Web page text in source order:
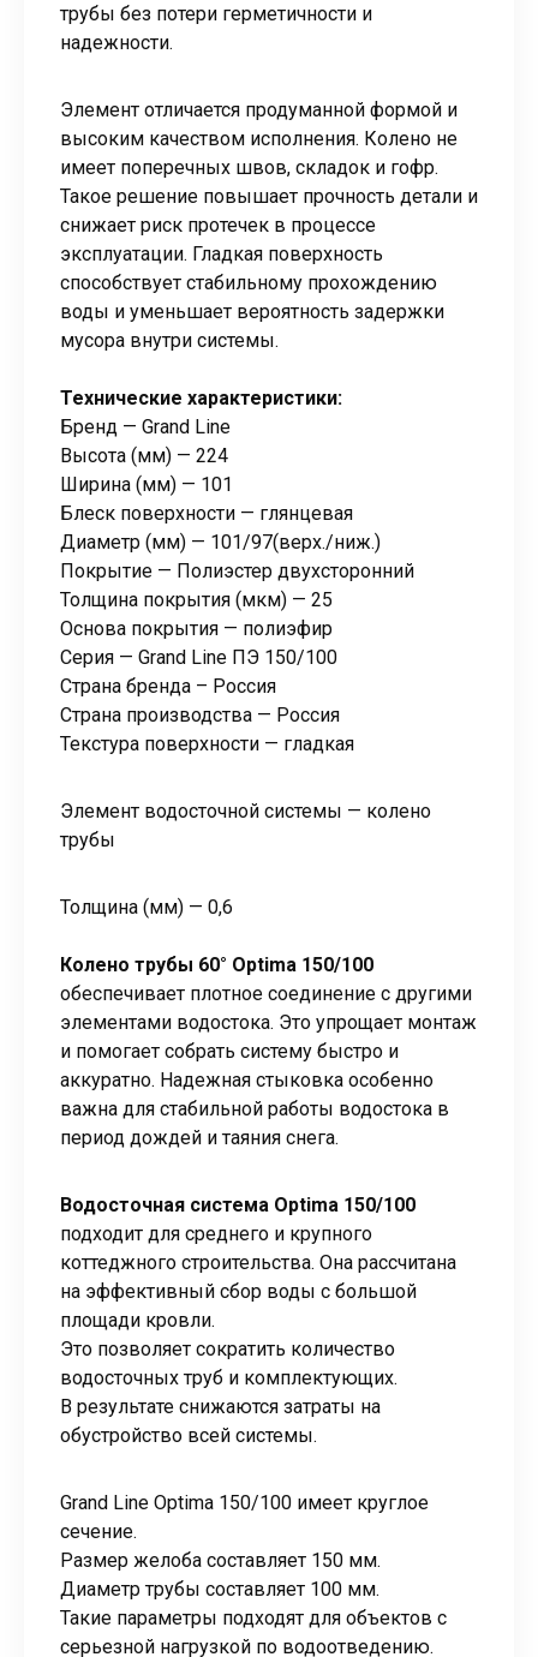
трубы без потери герметичности и
надежности.
Элемент отличается продуманной формой и
высоким качеством исполнения. Колено не
имеет поперечных швов, складок и гофр.
Такое решение повышает прочность детали и
снижает риск протечек в процессе
эксплуатации. Гладкая поверхность
способствует стабильному прохождению
воды и уменьшает вероятность задержки
мусора внутри системы.
Технические характеристики:
Бренд — Grand Line
Высота (мм) — 224
Ширина (мм) — 101
Блеск поверхности — глянцевая
Диаметр (мм) — 101/97(верх./ниж.)
Покрытие — Полиэстер двухсторонний
Толщина покрытия (мкм) — 25
Основа покрытия — полиэфир
Серия — Grand Line ПЭ 150/100
Страна бренда – Россия
Страна производства — Россия
Текстура поверхности — гладкая
Элемент водосточной системы — колено
трубы
Толщина (мм) — 0,6
Колено трубы 60° Optima 150/100
обеспечивает плотное соединение с другими
элементами водостока. Это упрощает монтаж
и помогает собрать систему быстро и
аккуратно. Надежная стыковка особенно
важна для стабильной работы водостока в
период дождей и таяния снега.
Водосточная система Optima 150/100
подходит для среднего и крупного
коттеджного строительства. Она рассчитана
на эффективный сбор воды с большой
площади кровли.
Это позволяет сократить количество
водосточных труб и комплектующих.
В результате снижаются затраты на
обустройство всей системы.
Grand Line Optima 150/100 имеет круглое
сечение.
Размер желоба составляет 150 мм.
Диаметр трубы составляет 100 мм.
Такие параметры подходят для объектов с
серьезной нагрузкой по водоотведению.